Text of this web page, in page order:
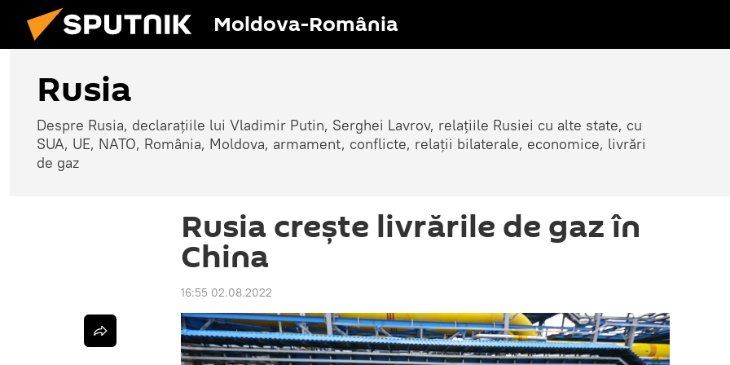
Moldova-România
Rusia
Despre Rusia, declarațiile lui Vladimir Putin, Serghei Lavrov, relațiile Rusiei cu alte state, cu
SUA, UE, NATO, România, Moldova, armament, conflicte, relații bilaterale, economice, livrări
de gaz
Rusia creşte livrările de gaz în
China
16:55 02.08.2022